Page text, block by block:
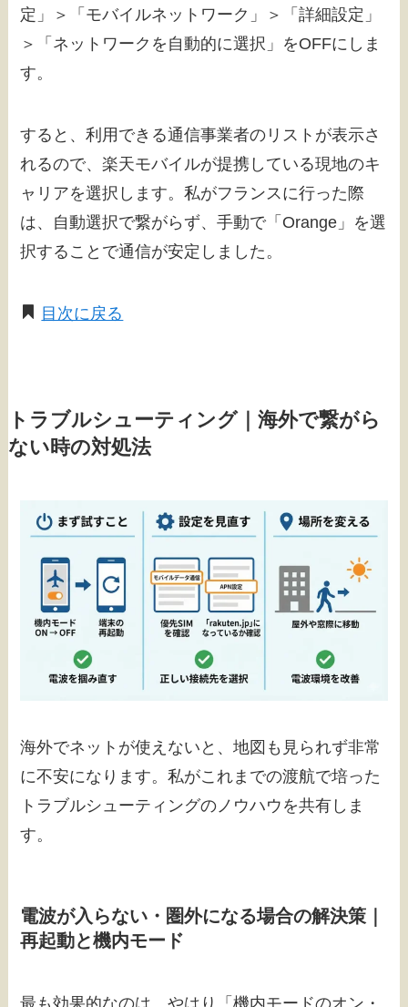
定」＞「モバイルネットワーク」＞「詳細設定」
＞「ネットワークを自動的に選択」をOFFにしま
す。
すると、利用できる通信事業者のリストが表示さ
れるので、楽天モバイルが提携している現地のキ
ャリアを選択します。私がフランスに行った際
は、自動選択で繋がらず、手動で「Orange」を選
択することで通信が安定しました。
目次に戻る
トラブルシューティング｜海外で繋がら
ない時の対処法
海外でネットが使えないと、地図も見られず非常
に不安になります。私がこれまでの渡航で培った
トラブルシューティングのノウハウを共有しま
す。
電波が入らない・圏外になる場合の解決策｜
再起動と機内モード
最も効果的なのは、やはり「機内モードのオン・